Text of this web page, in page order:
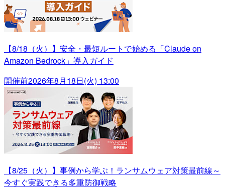
【8/18（火）】安全・最短ルートで始める「Claude on
Amazon Bedrock」導入ガイド
開催前2026年8月18日(火) 13:00
【8/25（火）】事例から学ぶ！ランサムウェア対策最前線～
今すぐ実践できる多重防御戦略